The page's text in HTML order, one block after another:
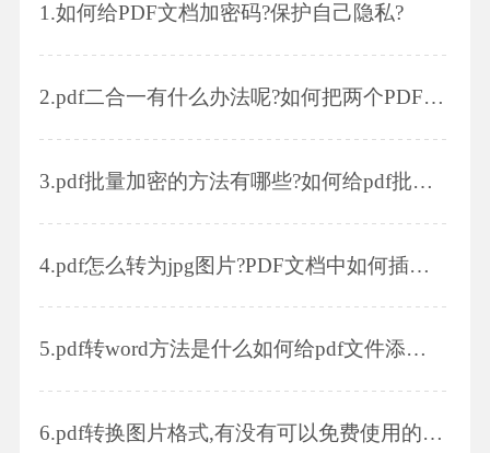
1.如何给PDF文档加密码?保护自己隐私?
2.pdf二合一有什么办法呢?如何把两个PDF文件拼接在一起?
3.pdf批量加密的方法有哪些?如何给pdf批量添加水印?
4.pdf怎么转为jpg图片?PDF文档中如何插入多张图片?
5.pdf转word方法是什么如何给pdf文件添加密码
6.pdf转换图片格式,有没有可以免费使用的编辑器